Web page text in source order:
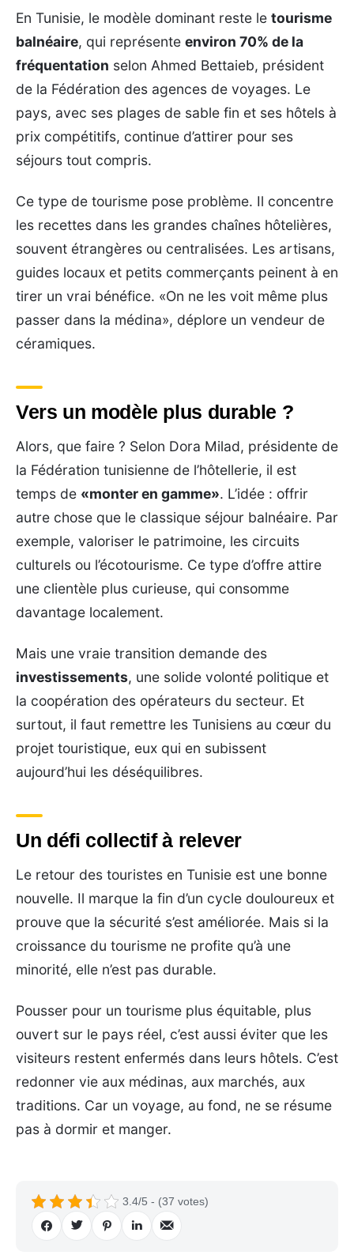
En Tunisie, le modèle dominant reste le tourisme
balnéaire, qui représente environ 70% de la
fréquentation selon Ahmed Bettaieb, président
de la Fédération des agences de voyages. Le
pays, avec ses plages de sable fin et ses hôtels à
prix compétitifs, continue d’attirer pour ses
séjours tout compris.
Ce type de tourisme pose problème. Il concentre
les recettes dans les grandes chaînes hôtelières,
souvent étrangères ou centralisées. Les artisans,
guides locaux et petits commerçants peinent à en
tirer un vrai bénéfice. «On ne les voit même plus
passer dans la médina», déplore un vendeur de
céramiques.
Vers un modèle plus durable ?
Alors, que faire ? Selon Dora Milad, présidente de
la Fédération tunisienne de l’hôtellerie, il est
temps de «monter en gamme». L’idée : offrir
autre chose que le classique séjour balnéaire. Par
exemple, valoriser le patrimoine, les circuits
culturels ou l’écotourisme. Ce type d’offre attire
une clientèle plus curieuse, qui consomme
davantage localement.
Mais une vraie transition demande des
investissements, une solide volonté politique et
la coopération des opérateurs du secteur. Et
surtout, il faut remettre les Tunisiens au cœur du
projet touristique, eux qui en subissent
aujourd’hui les déséquilibres.
Un défi collectif à relever
Le retour des touristes en Tunisie est une bonne
nouvelle. Il marque la fin d’un cycle douloureux et
prouve que la sécurité s’est améliorée. Mais si la
croissance du tourisme ne profite qu’à une
minorité, elle n’est pas durable.
Pousser pour un tourisme plus équitable, plus
ouvert sur le pays réel, c’est aussi éviter que les
visiteurs restent enfermés dans leurs hôtels. C’est
redonner vie aux médinas, aux marchés, aux
traditions. Car un voyage, au fond, ne se résume
pas à dormir et manger.
3.4/5 - (37 votes)